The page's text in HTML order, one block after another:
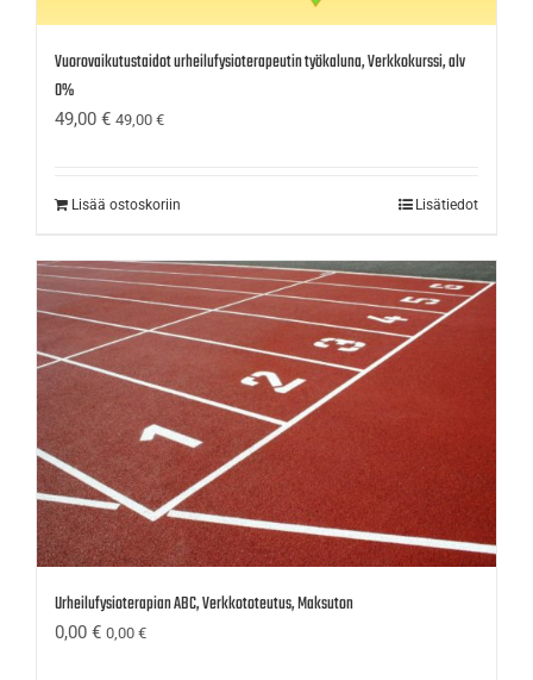
Vuorovaikutustaidot urheilufysioterapeutin työkaluna, Verkkokurssi, alv
0%
49,00 € 49,00 €
Lisää ostoskoriin Lisätiedot
Urheilufysioterapian ABC, Verkkototeutus, Maksuton
0,00 € 0,00 €